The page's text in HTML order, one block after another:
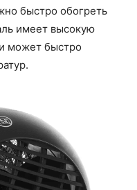
быстро обогреть
имеет высокую
может быстро